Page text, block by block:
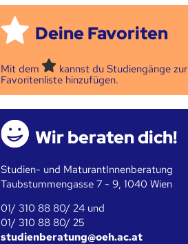
Deine Favoriten
Mit dem
kannst du Studiengänge zur
Favoritenliste hinzufügen.
Wir beraten dich!
Studien- und MaturantInnenberatung
Taubstummengasse 7 - 9, 1040 Wien
01/ 310 88 80/ 24 und
01/ 310 88 80/ 25
studienberatung@oeh.ac.at